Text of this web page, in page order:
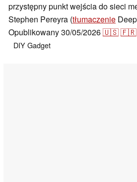
przystępny punkt wejścia do sieci
Stephen Pereyra (tłumaczenie
Opublikowany30/05/2026🇺🇸🇫🇷
DIYGadget